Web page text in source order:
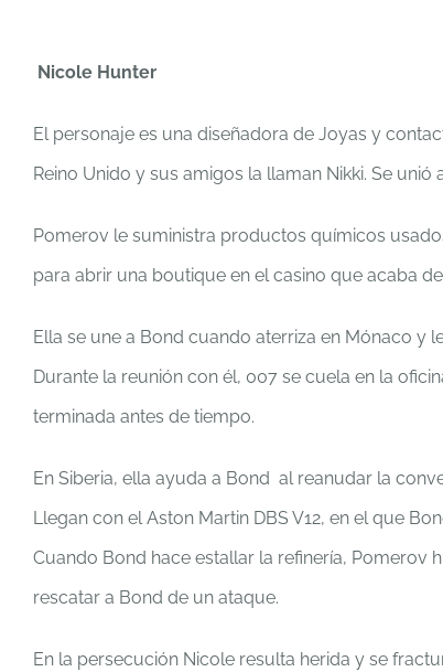
Nicole Hunter
El personaje es una diseñadora de Joyas y
Reino Unido y sus amigos la llaman Nikki. Se
Pomerov le suministra productos químicos
para abrir una boutique en el casino que acaba
Ella se une a Bond cuando aterriza en Mónaco y
Durante la reunión con él, 007 se cuela en la
terminada antes de tiempo.
En Siberia, ella ayuda a Bond al reanudar la
Llegan con el Aston Martin DBS V12, en el que
Cuando Bond hace estallar la refinería, Pomerov
rescatar a Bond de un ataque.
En la persecución Nicole resulta herida y se